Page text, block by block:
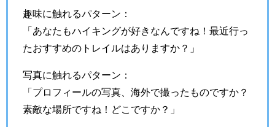
趣味に触れるパターン：
「あなたもハイキングが好きなんですね！最近行っ
たおすすめのトレイルはありますか？」
写真に触れるパターン：
「プロフィールの写真、海外で撮ったものですか？
素敵な場所ですね！どこですか？」